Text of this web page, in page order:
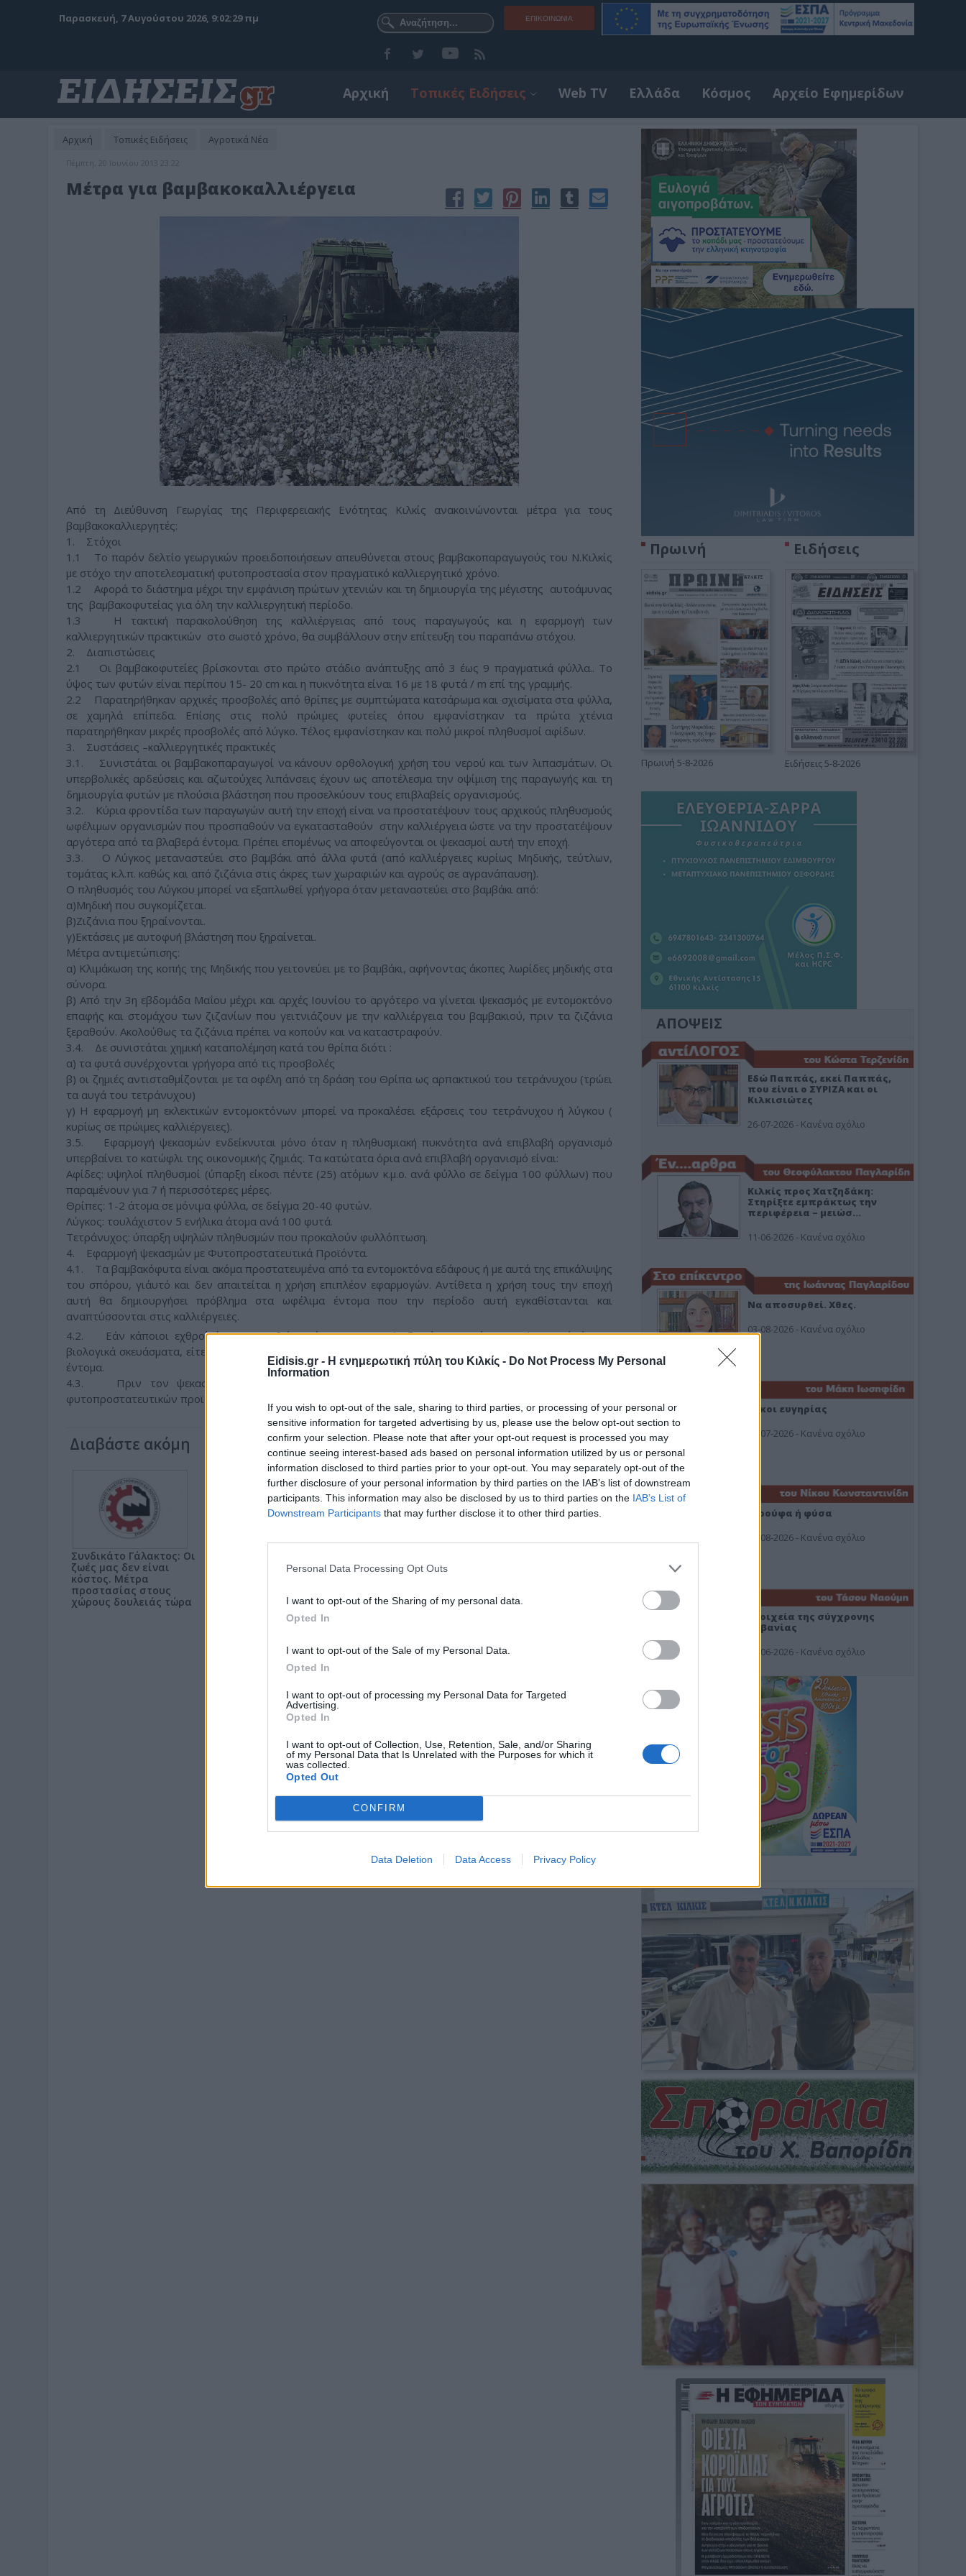
Eidisis.gr - Η ενημερωτική πύλη του Κιλκίς - Do Not Process My Personal
Information
If you wish to opt-out of the sale, sharing to third parties, or processing of your personal or
sensitive information for targeted advertising by us, please use the below opt-out section to
confirm your selection. Please note that after your opt-out request is processed you may
continue seeing interest-based ads based on personal information utilized by us or personal
information disclosed to third parties prior to your opt-out. You may separately opt-out of the
further disclosure of your personal information by third parties on the IAB’s list of downstream
participants. This information may also be disclosed by us to third parties on the IAB’s List of
Downstream Participants that may further disclose it to other third parties.
Personal Data Processing Opt Outs
I want to opt-out of the Sharing of my personal data.
Opted In
I want to opt-out of the Sale of my Personal Data.
Opted In
I want to opt-out of processing my Personal Data for Targeted
Advertising.
Opted In
I want to opt-out of Collection, Use, Retention, Sale, and/or Sharing
of my Personal Data that Is Unrelated with the Purposes for which it
was collected.
Opted Out
CONFIRM
Data Deletion Data Access Privacy Policy
ΕΠΙΚΟΙΝΩΝΊΑ
Παρασκευή, 7 Αυγούστου 2026, 9:02:31 πμ
Αρχική Τοπικές Ειδήσεις Web TV Ελλάδα Κόσμος Αρχείο Εφημερίδων
Αρχική Τοπικές Ειδήσεις Αγροτικά Νέα
Πέμπτη, 20 Ιουνίου 2013 23:22
Μέτρα για βαμβακοκαλλιέργεια
Από τη Διεύθυνση Γεωργίας της Περιφερειακής Ενότητας Κιλκίς ανακοινώνονται μέτρα για τους
βαμβακοκαλλιεργητές:
1. Στόχοι
1.1 Το παρόν δελτίο γεωργικών προειδοποιήσεων απευθύνεται στους βαμβακοπαραγωγούς του Ν.Κιλκίς
με στόχο την αποτελεσματική φυτοπροστασία στον πραγματικό καλλιεργητικό χρόνο.
1.2 Αφορά το διάστημα μέχρι την εμφάνιση πρώτων χτενιών και τη δημιουργία της μέγιστης αυτοάμυνας
της βαμβακοφυτείας για όλη την καλλιεργητική περίοδο.
1.3 Η τακτική παρακολούθηση της καλλιέργειας από τους παραγωγούς και η εφαρμογή των
καλλιεργητικών πρακτικών στο σωστό χρόνο, θα συμβάλλουν στην επίτευξη του παραπάνω στόχου.
2. Διαπιστώσεις
2.1 Οι βαμβακοφυτείες βρίσκονται στο πρώτο στάδιο ανάπτυξης από 3 έως 9 πραγματικά φύλλα.. Το
ύψος των φυτών είναι περίπου 15- 20 cm και η πυκνότητα είναι 16 με 18 φυτά / m επί της γραμμής.
2.2 Παρατηρήθηκαν αρχικές προσβολές από θρίπες με συμπτώματα κατσάρωμα και σχισίματα στα φύλλα,
σε χαμηλά επίπεδα. Επίσης στις πολύ πρώιμες φυτείες όπου εμφανίστηκαν τα πρώτα χτένια
παρατηρήθηκαν μικρές προσβολές από λύγκο. Τέλος εμφανίστηκαν και πολύ μικροί πληθυσμοί αφίδων.
3. Συστάσεις –καλλιεργητικές πρακτικές
3.1. Συνιστάται οι βαμβακοπαραγωγοί να κάνουν ορθολογική χρήση του νερού και των λιπασμάτων. Οι
υπερβολικές αρδεύσεις και αζωτούχες λιπάνσεις έχουν ως αποτέλεσμα την οψίμιση της παραγωγής και τη
δημιουργία φυτών με πλούσια βλάστηση που προσελκύουν τους επιβλαβείς οργανισμούς.
3.2. Κύρια φροντίδα των παραγωγών αυτή την εποχή είναι να προστατέψουν τους αρχικούς πληθυσμούς
ωφέλιμων οργανισμών που προσπαθούν να εγκατασταθούν στην καλλιέργεια ώστε να την προστατέψουν
αργότερα από τα βλαβερά έντομα. Πρέπει επομένως να αποφεύγονται οι ψεκασμοί αυτή την εποχή.
3.3. Ο Λύγκος μεταναστεύει στο βαμβάκι από άλλα φυτά (από καλλιέργειες κυρίως Μηδικής, τεύτλων,
τομάτας κ.λ.π. καθώς και από ζιζάνια στις άκρες των χωραφιών και αγρούς σε αγρανάπαυση).
Ο πληθυσμός του Λύγκου μπορεί να εξαπλωθεί γρήγορα όταν μεταναστεύει στο βαμβάκι από:
α)Μηδική που συγκομίζεται.
β)Ζιζάνια που ξηραίνονται.
γ)Εκτάσεις με αυτοφυή βλάστηση που ξηραίνεται.
Μέτρα αντιμετώπισης:
α) Κλιμάκωση της κοπής της Μηδικής που γειτονεύει με το βαμβάκι, αφήνοντας άκοπες λωρίδες μηδικής στα
σύνορα.
β) Από την 3η εβδομάδα Μαΐου μέχρι και αρχές Ιουνίου το αργότερο να γίνεται ψεκασμός με εντομοκτόνο
επαφής και στομάχου των ζιζανίων που γειτνιάζουν με την καλλιέργεια του βαμβακιού, πριν τα ζιζάνια
ξεραθούν. Ακολούθως τα ζιζάνια πρέπει να κοπούν και να καταστραφούν.
3.4. Δε συνιστάται χημική καταπολέμηση κατά του θρίπα διότι :
α) τα φυτά συνέρχονται γρήγορα από τις προσβολές
β) οι ζημιές αντισταθμίζονται με τα οφέλη από τη δράση του Θρίπα ως αρπακτικού του τετράνυχου (τρώει
τα αυγά του τετράνυχου)
γ) Η εφαρμογή μη εκλεκτικών εντομοκτόνων μπορεί να προκαλέσει εξάρσεις του τετράνυχου ή λύγκου (
κυρίως σε πρώιμες καλλιέργειες).
3.5. Εφαρμογή ψεκασμών ενδείκνυται μόνο όταν η πληθυσμιακή πυκνότητα ανά επιβλαβή οργανισμό
υπερβαίνει το κατώφλι της οικονομικής ζημιάς. Τα κατώτατα όρια ανά επιβλαβή οργανισμό είναι:
Αφίδες: υψηλοί πληθυσμοί (ύπαρξη είκοσι πέντε (25) ατόμων κ.μ.ο. ανά φύλλο σε δείγμα 100 φύλλων) που
παραμένουν για 7 ή περισσότερες μέρες.
Θρίπες: 1-2 άτομα σε μόνιμα φύλλα, σε δείγμα 20-40 φυτών.
Λύγκος: τουλάχιστον 5 ενήλικα άτομα ανά 100 φυτά.
Τετράνυχος: ύπαρξη υψηλών πληθυσμών που προκαλούν φυλλόπτωση.
4. Εφαρμογή ψεκασμών με Φυτοπροστατευτικά Προϊόντα.
4.1. Τα βαμβακόφυτα είναι ακόμα προστατευμένα από τα εντομοκτόνα εδάφους ή με αυτά της επικάλυψης
του σπόρου, γι΄αυτό και δεν απαιτείται η χρήση επιπλέον εφαρμογών. Αντίθετα η χρήση τους την εποχή
αυτή θα δημιουργήσει πρόβλημα στα ωφέλιμα έντομα που την περίοδο αυτή εγκαθίστανται και
αναπτύσσονται στις καλλιέργειες.
4.2. Εάν κάποιοι εχθροί έχουν υπερβεί τα όρια οικονομικής ζημιάς, προτείνονται ψεκασμοί είτε με
βιολογικά σκευάσματα, είτε με εκλεκτικά εντομοκτόνα που θα έχουν τις μικρότερες συνέπειες στα ωφέλιμα
έντομα.
4.3. Πριν τον ψεκασμό συνιστάται το προσεκτικό διάβασμα των οδηγιών της ετικέτας των
φυτοπροστατευτικών προϊόντων και επιβάλλεται η πιστή εφαρμογή τους.
Διαβάστε ακόμη
Συνδικάτο Γάλακτος: Οι
ζωές μας δεν είναι
κόστος. Μέτρα
προστασίας στους
χώρους δουλειάς τώρα
Εργατουπαλλήλων ν.
εργοστάσια όλα τα
αναγκαία μέτρα
για τα μέτρα
προστασίας από
θερμοκρασίες
Πρωινή
Πρωινή 5-8-2026
Ειδήσεις
Ειδήσεις 5-8-2026
ΑΠΟΨΕΙΣ
Εδώ Παππάς, εκεί Παππάς,
που είναι ο ΣΥΡΙΖΑ και οι
Κιλκισιώτες
26-07-2026 - Κανένα σχόλιο
Κιλκίς προς Χατζηδάκη:
Στηρίξτε εμπράκτως την
περιφέρεια – μειώσ…
11-06-2026 - Κανένα σχόλιο
Να αποσυρθεί. Χθες.
03-08-2026 - Κανένα σχόλιο
Οίκοι ευγηρίας
24-07-2026 - Κανένα σχόλιο
Ή ρούφα ή φύσα
03-08-2026 - Κανένα σχόλιο
Στοιχεία της σύγχρονης
Αλβανίας
19-06-2026 - Κανένα σχόλιο